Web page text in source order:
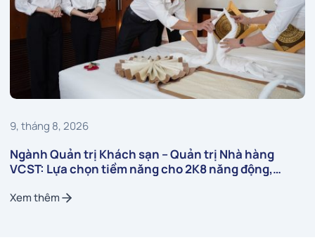
9, tháng 8, 2026
Ngành Quản trị Khách sạn – Quản trị Nhà hàng
VCST: Lựa chọn tiềm năng cho 2K8 năng động,
Xem thêm